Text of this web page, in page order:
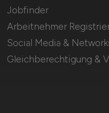
Jobfinder
Arbeitnehmer
Social Media &
Gleichberechtigung &